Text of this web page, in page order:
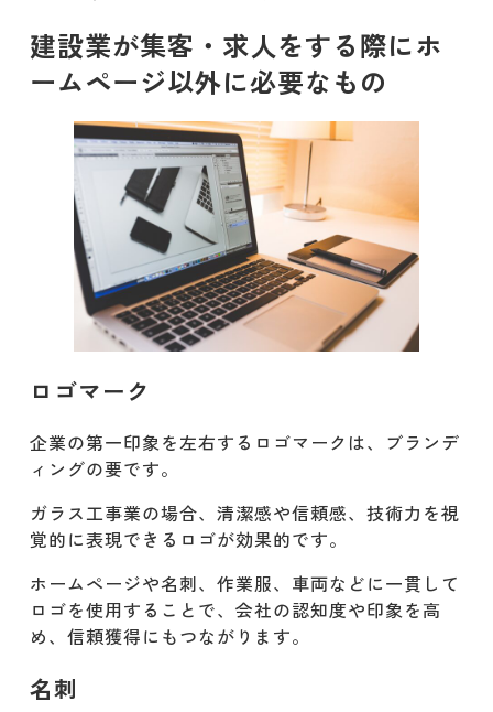
建設業が集客・求人をする際にホ
ームページ以外に必要なもの
ロゴマーク
企業の第一印象を左右するロゴマークは、ブランデ
ィングの要です。
ガラス工事業の場合、清潔感や信頼感、技術力を視
覚的に表現できるロゴが効果的です。
ホームページや名刺、作業服、車両などに一貫して
ロゴを使用することで、会社の認知度や印象を高
め、信頼獲得にもつながります。
名刺